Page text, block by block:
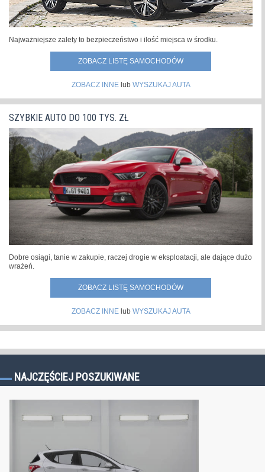
Najważniejsze zalety to bezpieczeństwo i ilość miejsca w środku.
ZOBACZ LISTĘ SAMOCHODÓW
ZOBACZ INNElub WYSZUKAJ AUTA
SZYBKIE AUTO DO 100 TYS. ZŁ
Dobre osiągi, tanie w zakupie, raczej drogie w eksploatacji, ale dające dużo
wrażeń.
ZOBACZ LISTĘ SAMOCHODÓW
ZOBACZ INNElub WYSZUKAJ AUTA
NAJCZĘŚCIEJ POSZUKIWANE